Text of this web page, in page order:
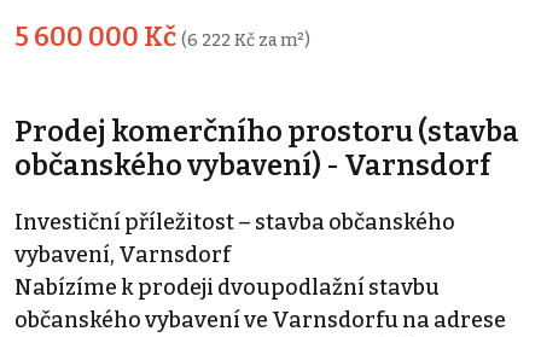
5 600 000 Kč (6 222 Kč za m²)
Prodej komerčního prostoru (stavba
občanského vybavení) - Varnsdorf
Investiční příležitost – stavba občanského
vybavení, Varnsdorf
Nabízíme k prodeji dvoupodlažní stavbu
občanského vybavení ve Varnsdorfu na adrese